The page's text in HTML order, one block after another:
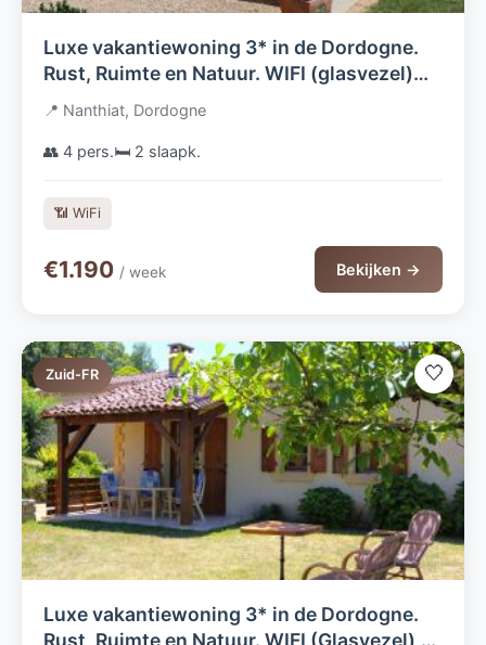
Luxe vakantiewoning 3* in de Dordogne.
Rust, Ruimte en Natuur. WIFI (glasvezel)
NL.TV, Luxe Boxsprings (210cm)
📍 Nanthiat, Dordogne
👥 4 pers.🛏️ 2 slaapk.
📶 WiFi
€1.190 / week Bekijken →
Zuid-FR 🤍
Luxe vakantiewoning 3* in de Dordogne.
Rust, Ruimte en Natuur. WIFI (Glasvezel),